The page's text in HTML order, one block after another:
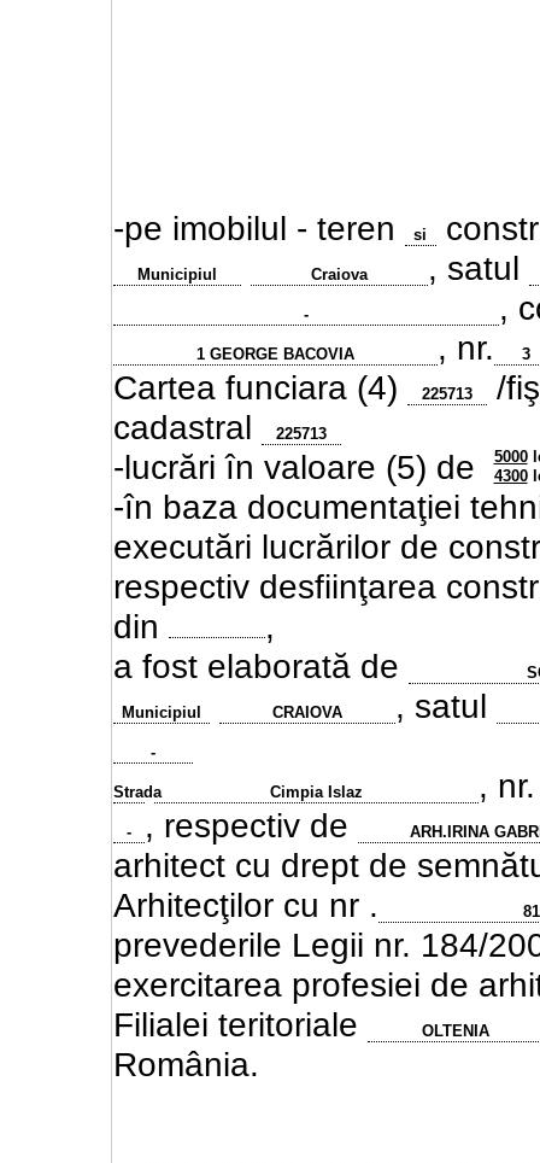
-pe imobilul - teren si
Municipiul Craiova , satul
- ,
1 GEORGE BACOVIA , nr. 3
Cartea funciara (4) 225713
/
cadastral
225713
-lucrări în valoare (5) de 5000
4300
-în baza documentaţiei
executări lucrărilor de
respectiv desfiinţarea
din
,
a fost elaborată de
Municipiul CRAIOVA , satul
-
Strada Cimpia Islaz ,
- , respectiv de ARH.IRINA
arhitect cu drept de
Arhitecţilor cu nr .
prevederile Legii nr. 184/
exercitarea profesiei de
Filialei teritoriale
OLTENIA
România.